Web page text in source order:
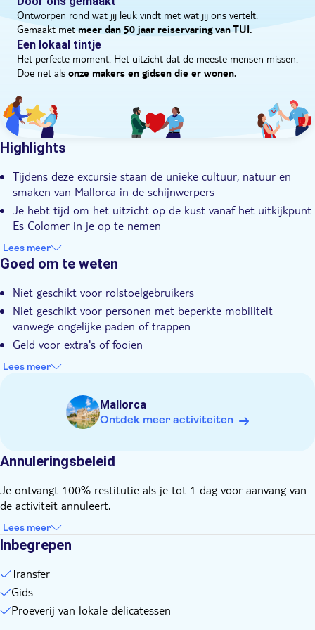
smaak.
Ontworpen rond wat jij leuk vindt met wat jij ons vertelt.
Gemaakt met meer dan 50 jaar reiservaring van TUI.
Een lokaal tintje
Het perfecte moment. Het uitzicht dat de meeste mensen missen.
Doe net als onze makers en gidsen die er wonen.
Highlights
Tijdens deze excursie staan de unieke cultuur, natuur en
smaken van Mallorca in de schijnwerpers
Je hebt tijd om het uitzicht op de kust vanaf het uitkijkpunt
Es Colomer in je op te nemen
Een bezoek aan de gezellige markt van Alcudia is een
hoogtepunt van de excursie
Deze gevarieerde tour wordt geleid door een deskundige
lokale gids die je het beste van het eiland laat zien
Lees meer
Goed om te weten
Niet geschikt voor rolstoelgebruikers
Niet geschikt voor personen met beperkte mobiliteit
vanwege ongelijke paden of trappen
Geld voor extra's of fooien
Eten en drinken niet inbegrepen
annuleringsvoorwaarden. Als je wil annuleren, moet je dit
minstens 24 uur van tevoren doen voor een volledige
terugbetaling
Lees meer
Mallorca
Ontdek meer activiteiten
Annuleringsbeleid
Je ontvangt 100% restitutie als je tot 1 dag voor aanvang van
de activiteit annuleert.
Lees meer
Inbegrepen
Transfer
Gids
Proeverij van lokale delicatessen